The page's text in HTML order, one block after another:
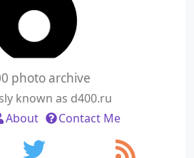
photo archive
known as d400.ru
About Contact Me